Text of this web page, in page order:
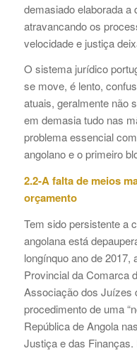
demasiado elaborada
atravancando os
velocidade e justiça
O sistema jurídico
se move, é lento,
atuais, geralmente não
em demasia tudo nas
problema essencial
angolano e o primeiro
2.2-A falta de meios
orçamento
Tem sido persistente a
angolana está
longínquo ano de 2017,
Provincial da Comarca
Associação dos Juízes
procedimento de uma
República de Angola
Justiça e das